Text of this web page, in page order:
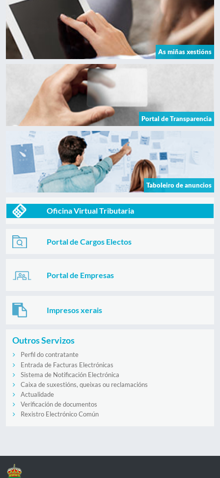
As miñas xestións
Portal de Transparencia
Taboleiro de anuncios
Oficina Virtual Tributaria
Portal de Cargos Electos
Portal de Empresas
Impresos xerais
Outros Servizos
Perfil do contratante
Entrada de Facturas Electrónicas
Sistema de Notificación Electrónica
Caixa de suxestións, queixas ou reclamacións
Actualidade
Verificación de documentos
Rexistro Electrónico Común